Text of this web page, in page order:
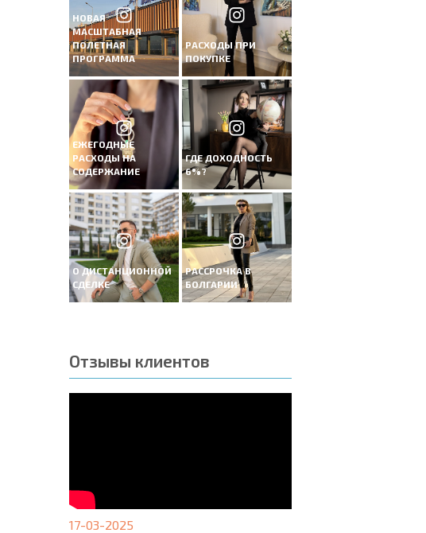
НОВАЯ
МАСШТАБНАЯ
ПОЛЕТНАЯ
ПРОГРАММА
РАСХОДЫ ПРИ
ПОКУПКЕ
ЕЖЕГОДНЫЕ
РАСХОДЫ НА
СОДЕРЖАНИЕ
ГДЕ ДОХОДНОСТЬ
6%?
О ДИСТАНЦИОННОЙ
СДЕЛКЕ
РАССРОЧКА В
БОЛГАРИИ
Отзывы клиентов
17-03-2025